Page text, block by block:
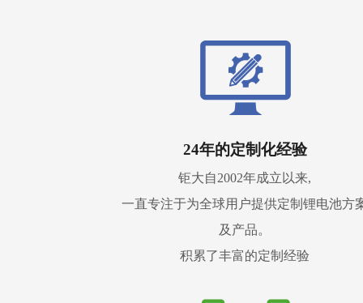
24年的定制化经验
钜大自2002年成立以来,
一直专注于为全球用户提供定制锂电池方
及产品。
积累了丰富的定制经验